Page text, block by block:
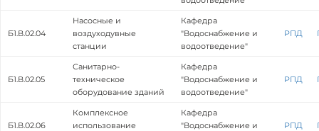
Б1.В.02.04
Насосные и
воздуходувные
станции
Кафедра
"Водоснабжение и
водоотведение"
РПД
Б1.В.02.05
Санитарно-
техническое
оборудование зданий
Кафедра
"Водоснабжение и
водоотведение"
РПД
Б1.В.02.06
Комплексное
использование
Кафедра
"Водоснабжение и
РПД